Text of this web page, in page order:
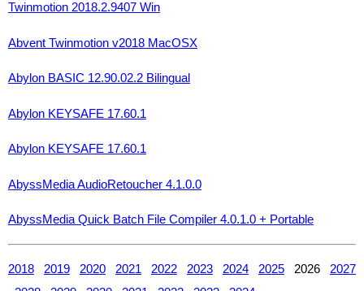
Twinmotion 2018.2.9407 Win
Abvent Twinmotion v2018 MacOSX
Abylon BASIC 12.90.02.2 Bilingual
Abylon KEYSAFE 17.60.1
Abylon KEYSAFE 17.60.1
AbyssMedia AudioRetoucher 4.1.0.0
AbyssMedia Quick Batch File Compiler 4.0.1.0 + Portable
2018 2019 2020 2021 2022 2023 2024 20252026 2027